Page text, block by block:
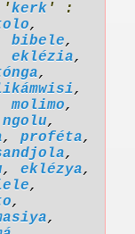
'kerk ' :
,
bibele,
eklézia,
,
,
molimo,
ngolu,
, proféta,
,
, eklézya,
,
,
,